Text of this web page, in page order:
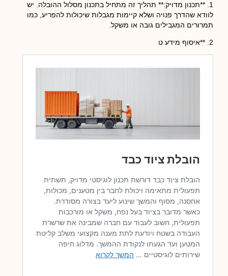
1. **תכנון מדויק:** תהליך זה מתחיל בתכנון מסלול ההובלה. יש
לוודא שהדרך פנויה ושלא קיימות מגבלות שיכולות להפריע, כמו
תמרורים המגבילים גובה או משקל.
2. **איסוף מידע ט